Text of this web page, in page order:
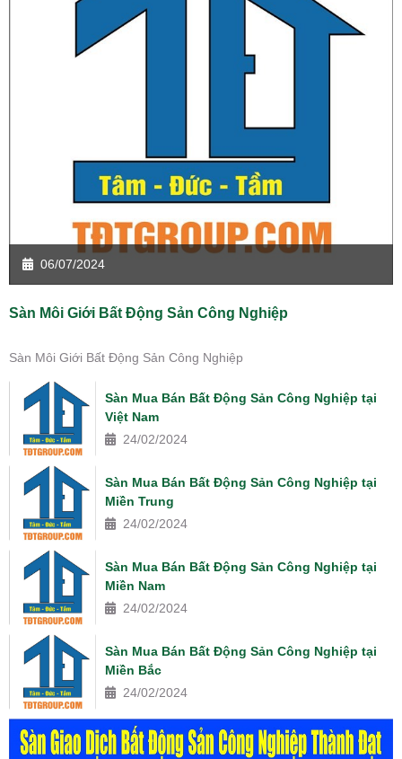
06/07/2024
Sàn Môi Giới Bất Động Sản Công Nghiệp
Sàn Môi Giới Bất Động Sản Công Nghiệp
Sàn Mua Bán Bất Động Sản Công Nghiệp tại
Việt Nam
24/02/2024
Sàn Mua Bán Bất Động Sản Công Nghiệp tại
Miền Trung
24/02/2024
Sàn Mua Bán Bất Động Sản Công Nghiệp tại
Miền Nam
24/02/2024
Sàn Mua Bán Bất Động Sản Công Nghiệp tại
Miền Bắc
24/02/2024